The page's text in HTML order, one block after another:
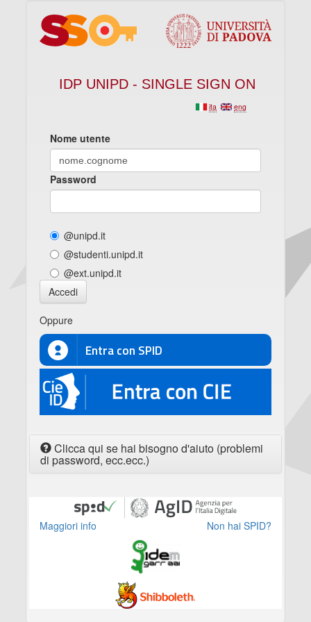
IDP UNIPD - SINGLE SIGN ON
eng
ita
Nome utente
Password
@unipd.it
@studenti.unipd.it
@ext.unipd.it
Accedi
Oppure
Entra con SPID
CIE
Clicca qui se hai bisogno d'aiuto (problemi
di password, ecc.ecc.)
Maggiori info Non hai SPID?